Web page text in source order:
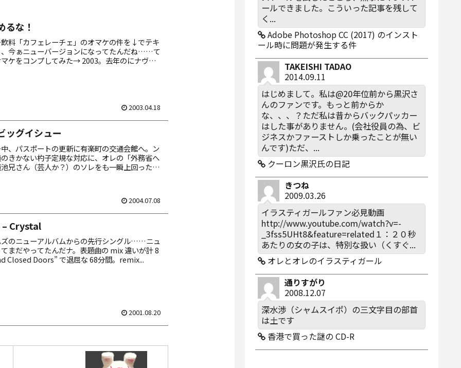
るな！
料「カフェレーチェ」のオマケの件を↓でテキ
今ぁニューバージョンになってたんだね……て
ケをコンプしてみた→ 2003。去年のにナヴィゲ
2003.04.18
ッグイシュー
、パスポートの更新に有楽町の交通会館へ。ン
きかない杓子定規な対応に、オレの「外務省へ
兄さん（芸人か？）のソレをも一瞬上回ったわ
2004.07.08
Crystal
のニューアルバムからの先行シングル……ニュ
まだやってたんだナ。表題曲の mix 違いが計 8
Closed Doors” で退屈な 68分間。remix...
2001.08.20
ールできました。こういった記事を残して
く...
Adobe Photoshop CC (2017) のインスト
ール時に問題が発生する件
TAKEISHI TADAO
2014.09.11
はじめまして。私は@20年位前から黒沢さ
んのファンです。もっと前からか
な、、、？ただ私は昔からバックパッカー
はした事がありません。(会社役員の為、ビ
ジネスかファーストしか乗ったことが無い
んです)ただ、...
クーロン黒沢氏の日記
きつね
2009.03.26
イラスティガールファン必見動画
http://www.youtube.com/watch?v=-
_3fss5UHt8&feature=related１：２０秒
あたりの女の子は、特別な扱い（くすぐ...
オレとオレのイラスティガール
通りすがり
2008.12.07
深水渉（シャムスイポ）の三文字目の部首
は土です
香港で買った謎の CD-R